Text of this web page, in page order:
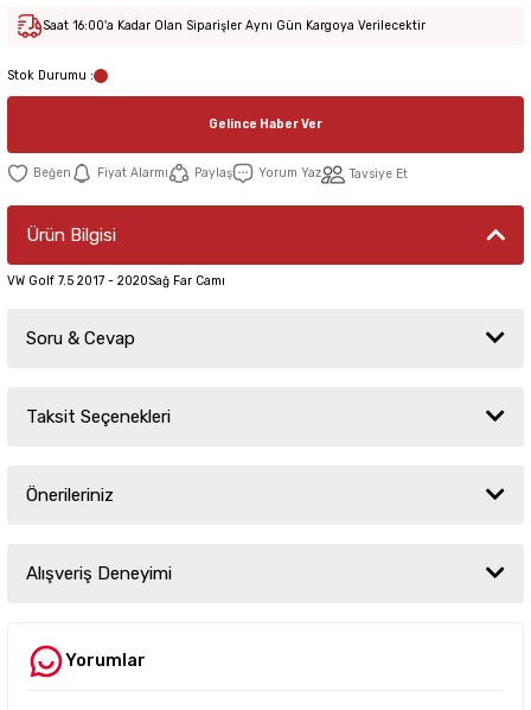
Saat 16:00'a Kadar Olan Siparişler Aynı Gün Kargoya Verilecektir
Stok Durumu :
Gelince Haber Ver
Fiyat Alarmı Paylaş Yorum Yaz Tavsiye Et
Ürün Bilgisi
VW Golf 7.5 2017 - 2020Sağ Far Camı
Soru & Cevap
Ürün hakkında henüz soru sorulmamış.
Taksit Seçenekleri
Önerileriniz
yetersiz gördüğünüz noktaları öneri formunu kullanarak tarafımıza
iletebilirsiniz.
Ürün resmi kalitesiz, bozuk veya görüntülenemiyor.
Alışveriş Deneyimi
Yorumlar